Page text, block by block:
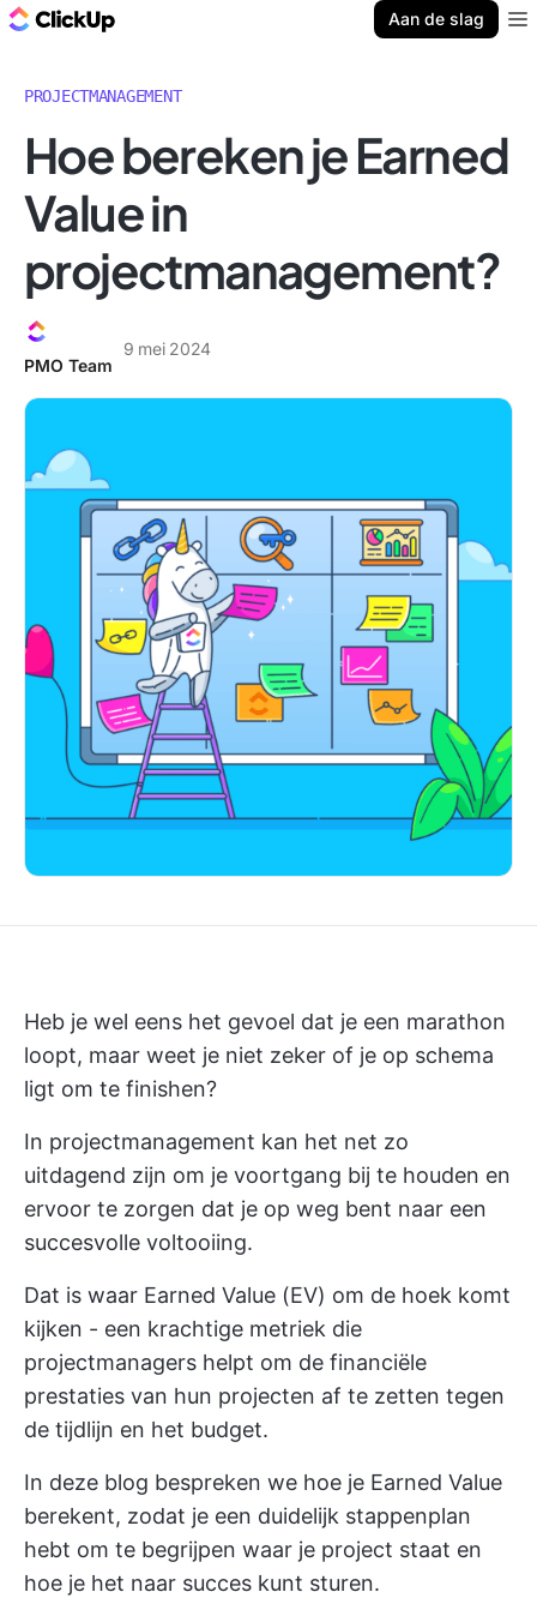
Aan de slag
PROJECTMANAGEMENT
Hoe bereken je Earned
Value in
projectmanagement?
PMO Team
9 mei 2024
Heb je wel eens het gevoel dat je een marathon
loopt, maar weet je niet zeker of je op schema
ligt om te finishen?
In projectmanagement kan het net zo
uitdagend zijn om je voortgang bij te houden en
ervoor te zorgen dat je op weg bent naar een
succesvolle voltooiing.
Dat is waar Earned Value (EV) om de hoek komt
kijken - een krachtige metriek die
projectmanagers helpt om de financiële
prestaties van hun projecten af te zetten tegen
de tijdlijn en het budget.
In deze blog bespreken we hoe je Earned Value
berekent, zodat je een duidelijk stappenplan
hebt om te begrijpen waar je project staat en
hoe je het naar succes kunt sturen.